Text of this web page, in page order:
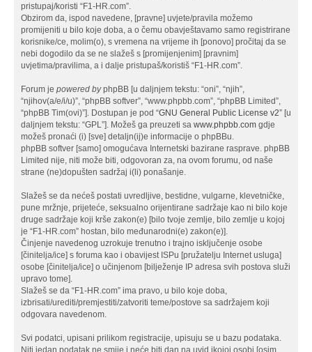
pristupaj/koristi “F1-HR.com”.
Obzirom da, ispod navedene, [pravne] uvjete/pravila možemo
promijeniti u bilo koje doba, a o čemu obavještavamo samo registrirane
korisnike/ce, molim(o), s vremena na vrijeme ih [ponovo] pročitaj da se
nebi dogodilo da se ne slažeš s [promijenjenim] [pravnim]
uvjetima/pravilima, a i dalje pristupaš/koristiš “F1-HR.com”.
Forum je powered byphpBB [u daljnjem tekstu: “oni”, “njih”,
“njihov(a/e/i/u)”, “phpBB softver”, “www.phpbb.com”, “phpBB Limited”,
“phpBB Tim(ovi)”]. Dostupan je pod “GNU General Public License v2” [u
daljnjem tekstu: “GPL”]. Možeš ga preuzeti sa www.phpbb.com gdje
možeš pronaći (i) [sve] detaljn(ij)e informacije o phpBBu.
phpBB softver [samo] omogućava Internetski bazirane rasprave. phpBB
Limited nije, niti može biti, odgovoran za, na ovom forumu, od naše
strane (ne)dopušten sadržaj i(li) ponašanje.
Slažeš se da nećeš postati uvredljive, bestidne, vulgarne, klevetničke,
pune mržnje, prijeteće, seksualno orijentirane sadržaje kao ni bilo koje
druge sadržaje koji krše zakon(e) [bilo tvoje zemlje, bilo zemlje u kojoj
je “F1-HR.com” hostan, bilo međunarodni(e) zakon(e)].
Činjenje navedenog uzrokuje trenutno i trajno isključenje osobe
[činitelja/ice] s foruma kao i obavijest ISPu [pružatelju Internet usluga]
osobe [činitelja/ice] o učinjenom [bilježenje IP adresa svih postova služi
upravo tome].
Slažeš se da “F1-HR.com” ima pravo, u bilo koje doba,
izbrisati/urediti/premjestiti/zatvoriti teme/postove sa sadržajem koji
odgovara navedenom.
Svi podatci, upisani prilikom registracije, upisuju se u bazu podataka.
Niti jedan podatak ne smije i neće biti dan na uvid ikojoj osobi [osim